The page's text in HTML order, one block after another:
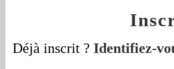
Déjà inscrit ? Identifiez-